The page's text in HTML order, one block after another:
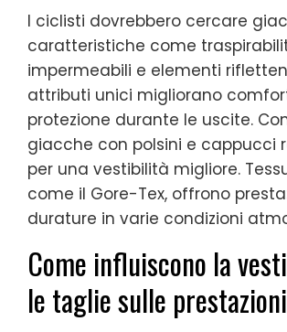
I ciclisti dovrebbero cercare
caratteristiche come
impermeabili e elementi
attributi unici migliorano
protezione durante le uscite.
giacche con polsini e cappucci
per una vestibilità migliore.
come il Gore-Tex, offrono
durature in varie condizioni
Come influiscono la
le taglie sulle